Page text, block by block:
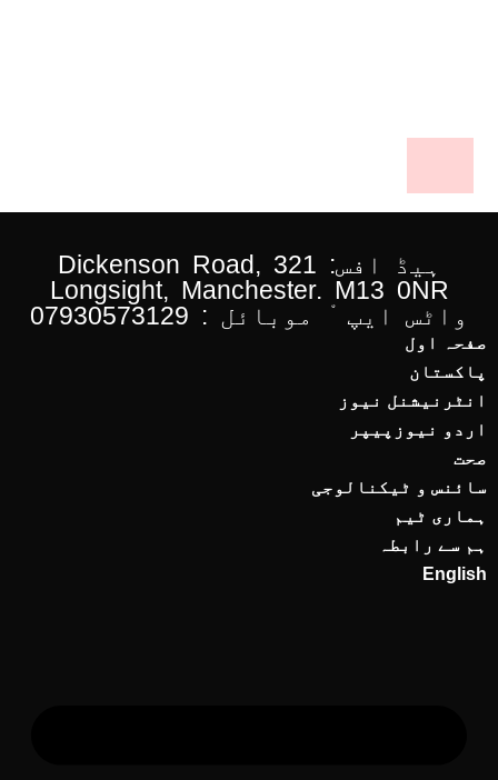
ہیڈ افس: 321 Dickenson Road,
Longsight, Manchester. M13 0NR
واٹس ایپ ْ موبائل : 07930573129
صفحہ اول
پاکستان
انٹرنیشنل نیوز
اردو نیوزپیپر
صحت
سائنس و ٹیکنالوجی
ہماری ٹیم
ہم سے رابطہ
English